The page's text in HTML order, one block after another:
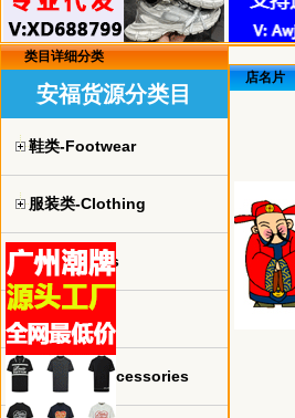
类目详细分类
安福货源分类目
鞋类-Footwear
服装类-Clothing
球衣-jerseys
手表-watch
珠宝饰品-Accessories
店名片